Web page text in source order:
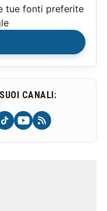
tue fonti preferite
CANALI: